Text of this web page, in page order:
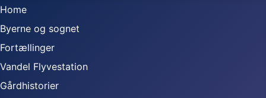
Home
Byerne og sognet
Fortællinger
Vandel Flyvestation
Gårdhistorier